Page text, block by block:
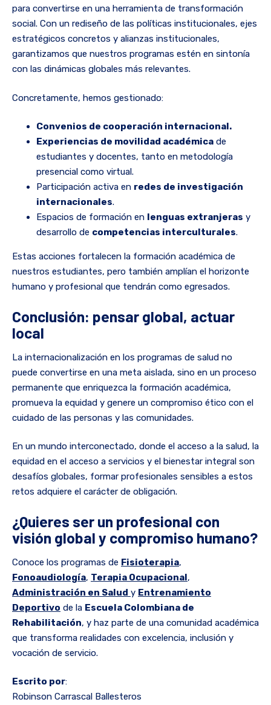
para convertirse en una herramienta de transformación
social. Con un rediseño de las políticas institucionales, ejes
estratégicos concretos y alianzas institucionales,
garantizamos que nuestros programas estén en sintonía
con las dinámicas globales más relevantes.
Concretamente, hemos gestionado:
Convenios de cooperación internacional.
Experiencias de movilidad académica de
estudiantes y docentes, tanto en metodología
presencial como virtual.
Participación activa en redes de investigación
internacionales.
Espacios de formación en lenguas extranjeras y
desarrollo de competencias interculturales.
Estas acciones fortalecen la formación académica de
nuestros estudiantes, pero también amplían el horizonte
humano y profesional que tendrán como egresados.
Conclusión: pensar global, actuar
local
La internacionalización en los programas de salud no
puede convertirse en una meta aislada, sino en un proceso
permanente que enriquezca la formación académica,
promueva la equidad y genere un compromiso ético con el
cuidado de las personas y las comunidades.
En un mundo interconectado, donde el acceso a la salud, la
equidad en el acceso a servicios y el bienestar integral son
desafíos globales, formar profesionales sensibles a estos
retos adquiere el carácter de obligación.
¿Quieres ser un profesional con
visión global y compromiso humano?
Conoce los programas de Fisioterapia,
Fonoaudiología, Terapia Ocupacional,
Administración en Salud y Entrenamiento
Deportivo de la Escuela Colombiana de
Rehabilitación, y haz parte de una comunidad académica
que transforma realidades con excelencia, inclusión y
vocación de servicio.
Escrito por:
Robinson Carrascal Ballesteros